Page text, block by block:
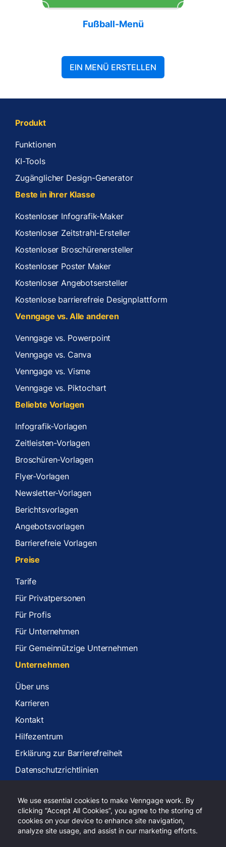
We use essential cookies to make Venngage work. By
clicking “Accept All Cookies”, you agree to the storing of
cookies on your device to enhance site navigation,
analyze site usage, and assist in our marketing efforts.
Fußball-Menü
EIN MENÜ ERSTELLEN
Produkt
Funktionen
KI-Tools
Zugänglicher Design-Generator
Beste in ihrer Klasse
Kostenloser Infografik-Maker
Kostenloser Zeitstrahl-Ersteller
Kostenloser Broschürenersteller
Kostenloser Poster Maker
Kostenloser Angebotsersteller
Kostenlose barrierefreie Designplattform
Venngage vs. Alle anderen
Venngage vs. Powerpoint
Venngage vs. Canva
Venngage vs. Visme
Venngage vs. Piktochart
Beliebte Vorlagen
Infografik-Vorlagen
Zeitleisten-Vorlagen
Broschüren-Vorlagen
Flyer-Vorlagen
Newsletter-Vorlagen
Berichtsvorlagen
Angebotsvorlagen
Barrierefreie Vorlagen
Preise
Tarife
Für Privatpersonen
Für Profis
Für Unternehmen
Für Gemeinnützige Unternehmen
Unternehmen
Über uns
Karrieren
Kontakt
Hilfezentrum
Erklärung zur Barrierefreiheit
Datenschutzrichtlinien